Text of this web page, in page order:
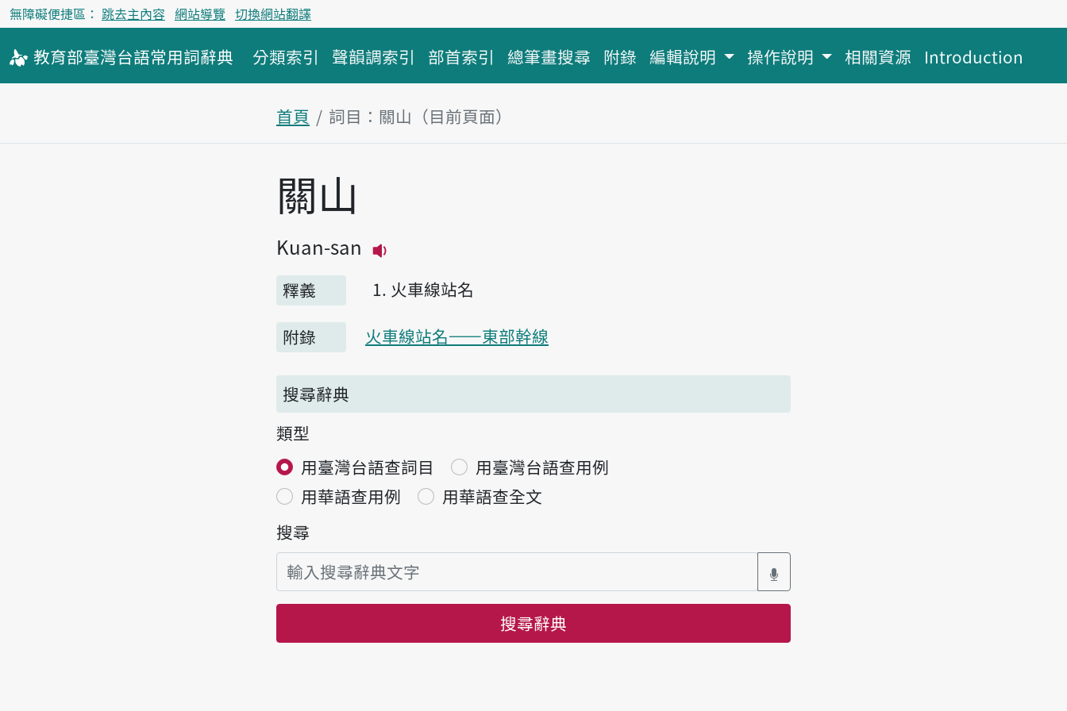
無障礙便捷區： 跳去主內容 網站導覽 切換網站翻譯
教育部臺灣台語常用詞辭典 分類索引 聲韻調索引 部首索引 總筆畫搜尋 附錄 編輯說明 操作說明 相關資源 Introduction
首頁 詞目：關山（目前頁面）
主內容區塊
關山
Kuan-san
釋義
火車線站名
附錄 火車線站名——東部幹線
搜尋辭典
類型
用臺灣台語查詞目
用臺灣台語查用例
用華語查用例
用華語查全文
搜尋
搜尋辭典